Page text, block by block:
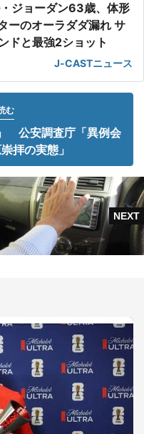
ジョーダン63歳、体形
ーのオーラダダ漏れ サ
ドと最強2ショット
J-CASTニュース
む
公安調査庁「異例会
拝の実態」